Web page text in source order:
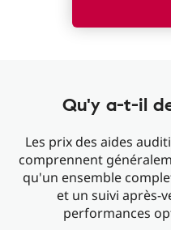
Qu'y a-t-il
Les prix des aides
comprennent
qu'un ensemble
et un suivi après-
performances